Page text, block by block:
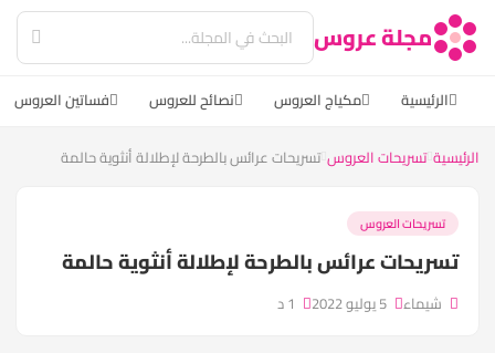
مجلة عروس
الرئيسية مكياج العروس نصائح للعروس فساتين العروس
الرئيسية تسريحات العروس تسريحات عرائس بالطرحة لإطلالة أنثوية حالمة
تسريحات العروس
تسريحات عرائس بالطرحة لإطلالة أنثوية حالمة
شيماء